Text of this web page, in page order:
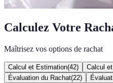
Calculez Votre
Maîtrisez vos options de rachat
Calcul et Estimation(42) Calcul
Évaluation du Rachat(22)